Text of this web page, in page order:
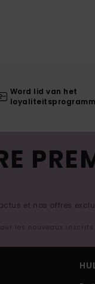
Word lid van het
et nos offres
les nouveaux